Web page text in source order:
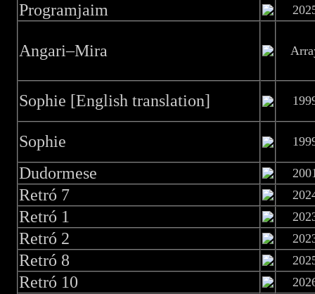
Programjaim
Angari–Mira
Sophie [English translation]
Sophie
Dudormese
Retró 7
Retró 1
Retró 2
Retró 8
Retró 10